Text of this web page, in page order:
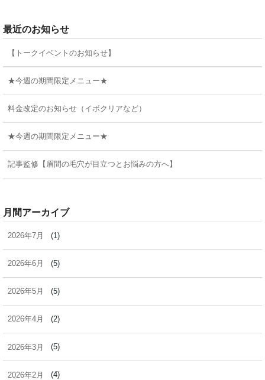
最近のお知らせ
【トークイベントのお知らせ】
★今週の期間限定メニュー★
料金改定のお知らせ（イボクリアなど）
★今週の期間限定メニュー★
記事監修【眉間の毛穴が目立つとお悩みの方へ】
月間アーカイブ
2026年7月 (1)
2026年6月 (5)
2026年5月 (5)
2026年4月 (2)
2026年3月 (5)
2026年2月 (4)